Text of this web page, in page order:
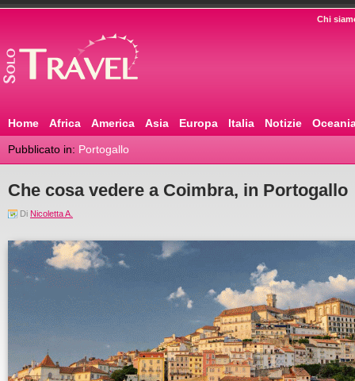
Chi
Home Africa America Asia Europa Italia Notizie
Pubblicato in: Portogallo
Che cosa vedere a Coimbra, in Portogallo
Di Nicoletta A.